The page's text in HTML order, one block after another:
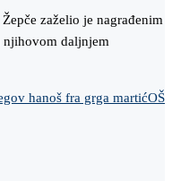
zaželio je nagrađenim
njihovom daljnjem
hanoš fra grga martićOŠ